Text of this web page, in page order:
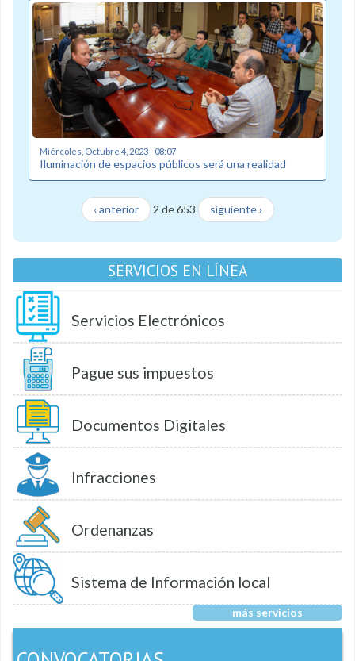
Miércoles, Octubre 4, 2023 - 08:07
Iluminación de espacios públicos será una realidad
‹ anterior 2 de 653 siguiente ›
SERVICIOS EN LÍNEA
Servicios Electrónicos
Pague sus impuestos
Documentos Digitales
Infracciones
Ordenanzas
Sistema de Información local
más servicios